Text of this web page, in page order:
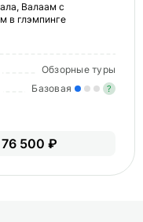
Валаам с
в глэмпинге
Обзорные туры
Базовая ?
76 500 ₽